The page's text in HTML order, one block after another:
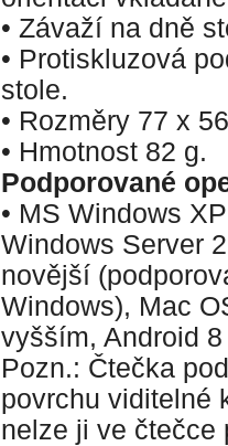
• Závaží na dně
• Protiskluzová
stole.
• Rozměry 77 x
• Hmotnost 82 g.
Podporované
• MS Windows
Windows Server
novější
Windows), Mac
vyšším, Android
Pozn.: Čtečka
povrchu viditelné
nelze ji ve čtečce